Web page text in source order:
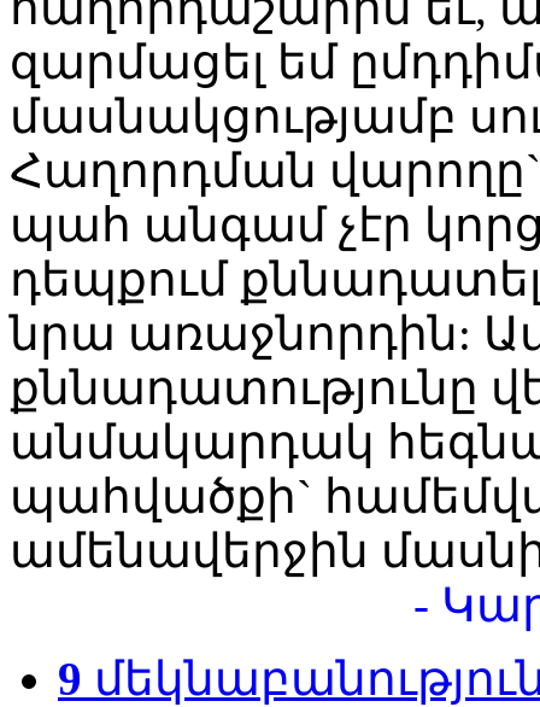
զարմացել եմ
մասնակցությամբ
Հաղորդման
պահ անգամ չէր
դեպքում
նրա առաջնորդին:
քննադատությունը
անմակարդակ
պահվածքի`
ամենավերջին
-
9